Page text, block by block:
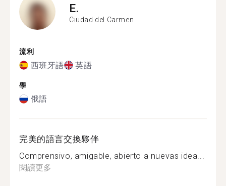
E.
Ciudad del Carmen
流利
西班牙語 英語
學
俄語
完美的語言交換夥伴
Comprensivo, amigable, abierto a nuevas idea...
閱讀更多